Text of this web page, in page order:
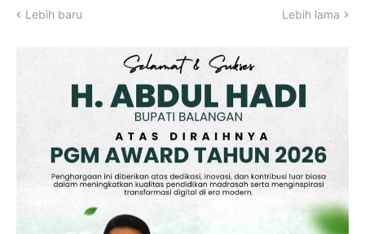
Lebih baru Lebih lama